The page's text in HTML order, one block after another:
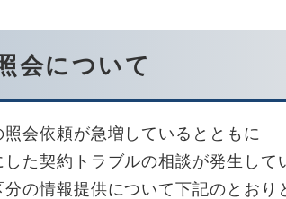
会について
会依頼が急増しているとともに
た契約トラブルの相談が発生して
の情報提供について下記のとおり